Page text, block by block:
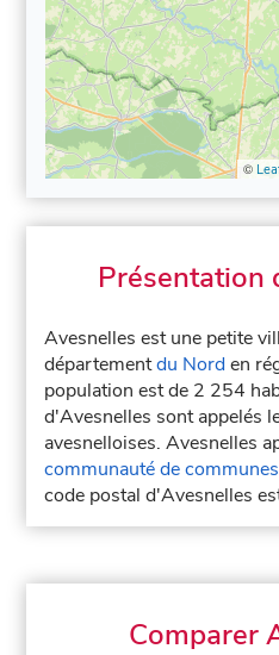
©
Présentation
Avesnelles est une petite
départementdu Norden
population est de 2 254
d'Avesnelles sont appelés
avesnelloises. Avesnelles
communauté de
code postal d'Avesnelles
Comparer